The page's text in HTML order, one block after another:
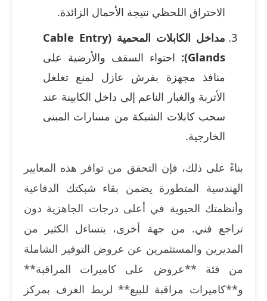
الاحتراق اللحظي نتيجة الأحمال الزائدة.
مداخل الكابلات المحمية (Cable Entry
Glands):
احتواء السقف والأرضية على
منافذ مجهزة بفرش عازل لمنع تغلغل
الأتربة والغبار الناعم إلى داخل الكابينة عند
سحب كابلات الشبكة من مسارات المبنى
الخارجية.
بناءً على ذلك، فإن التحقق من توافر هذه المعايير
الهندسية المتطورة يضمن بقاء شبكتك الدفاعية
وأنظمتك الحيوية في أعلى درجات الجاهزية دون
تراجع فني. من جهة أخرى، يتساءل الكثير من
المديرين والمستثمرين عن عروض التوفير الشاملة
من فئة **عروض على كاميرات المراقبة**
و**كاميرات مراقبة للبيع** لربط الغرف بمركز